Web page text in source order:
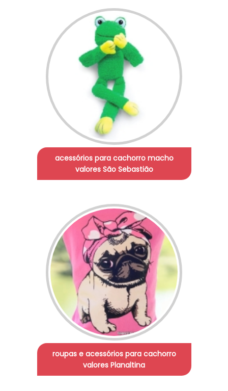
acessórios para cachorro macho
valores São Sebastião
roupas e acessórios para cachorro
valores Planaltina